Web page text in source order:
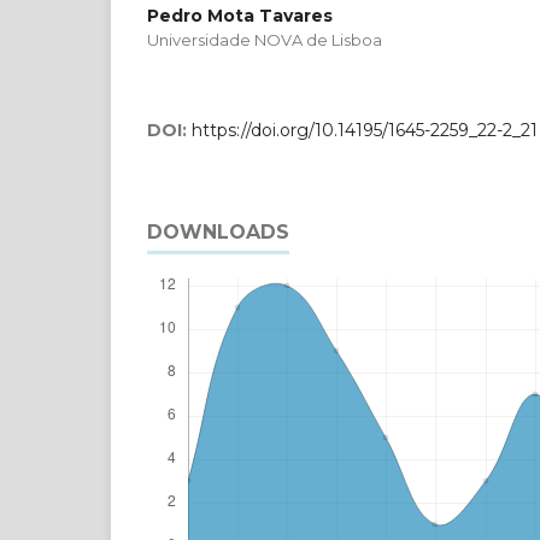
Pedro Mota Tavares
Universidade NOVA de Lisboa
DOI: https://doi.org/10.14195/1645-2259_22-2_21
DOWNLOADS